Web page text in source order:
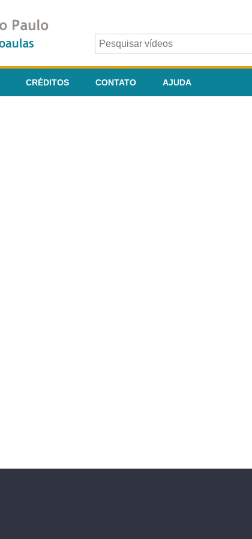
CRÉDITOS CONTATO AJUDA